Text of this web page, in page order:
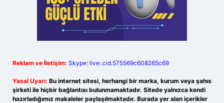
Reklam ve İletişim: Skype: live:.cid.575569c608265c69
Yasal Uyarı: Bu internet sitesi, herhangi bir marka, kurum veya şahıs
şirketi ile hiçbir bağlantısı bulunmamaktadır. Sitede yalnızca kendi
hazırladığımız makaleler paylaşılmaktadır. Burada yer alan içerikler